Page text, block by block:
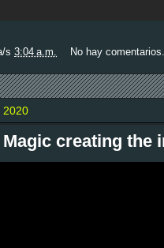
s 3:04 a.m. No hay
2020
creating the